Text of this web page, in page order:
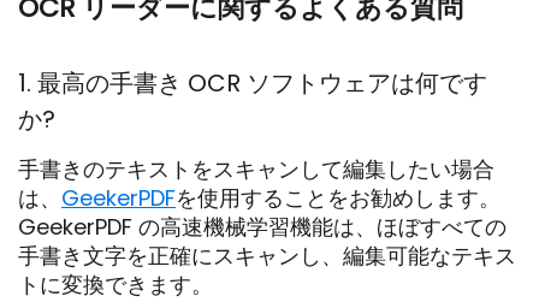
OCR リーダーに関するよくある質問
1. 最高の手書き OCR ソフトウェアは何です
か?
手書きのテキストをスキャンして編集したい場合
は、 GeekerPDFを使用することをお勧めします。
GeekerPDF の高速機械学習機能は、ほぼすべての
手書き文字を正確にスキャンし、編集可能なテキス
トに変換できます。